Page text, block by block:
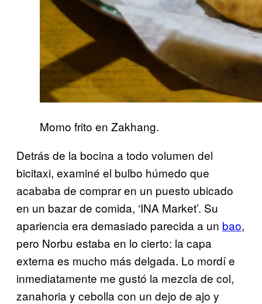
Momo frito en Zakhang.
Detrás de la bocina a todo volumen del
bicitaxi, examiné el bulbo húmedo que
acababa de comprar en un puesto ubicado
en un bazar de comida, ‘INA Market’. Su
apariencia era demasiado parecida a un bao,
pero Norbu estaba en lo cierto: la capa
externa es mucho más delgada. Lo mordí e
inmediatamente me gustó la mezcla de col,
zanahoria y cebolla con un dejo de ajo y